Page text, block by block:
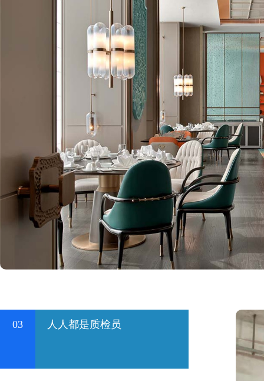
03 人人都是质检员